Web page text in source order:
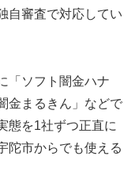
自審査で対応してい
「ソフト闇金ハナ
金まるきん」などで
態を1社ずつ正直に
陀市からでも使える